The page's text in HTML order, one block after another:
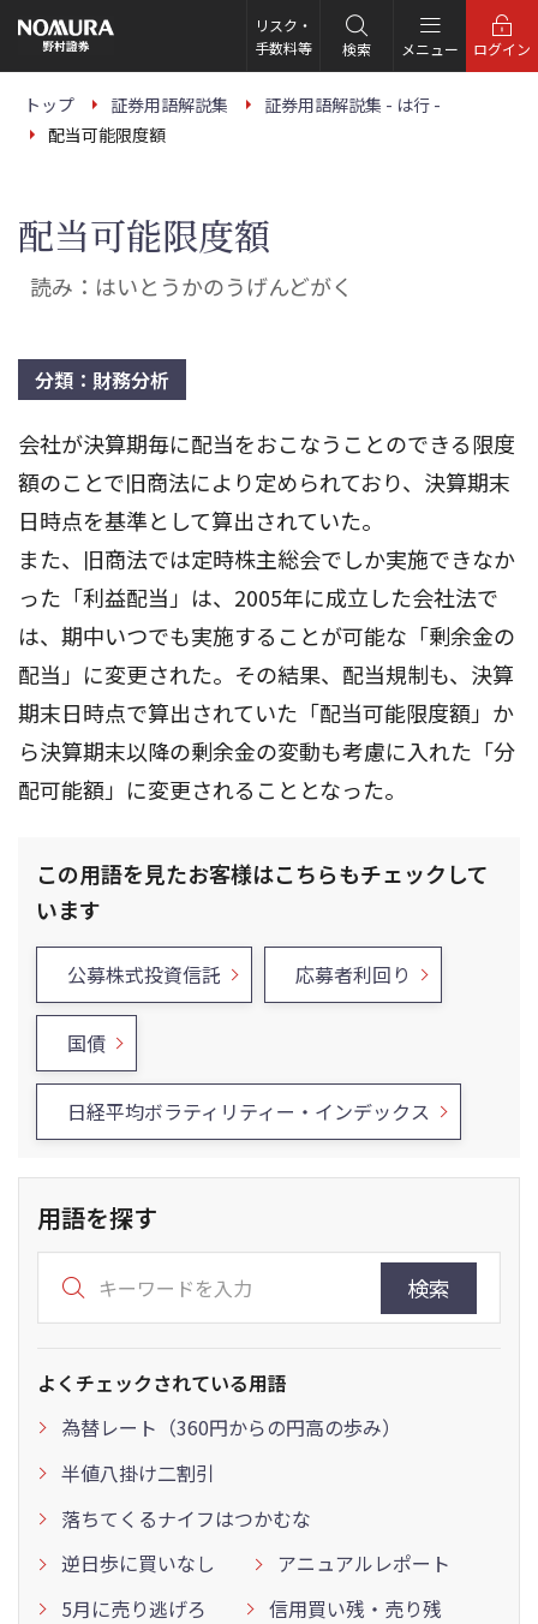
の
ー
リスク・
手数料等
検索 メニュー ログイン
トップ 証券用語解説集
証券用語解説集 - は行 -
配当可能限度額
配当可能限度額
読み：はいとうかのうげんどがく
分類：財務分析
会社が決算期毎に配当をおこなうことのできる限度
額のことで旧商法により定められており、決算期末
日時点を基準として算出されていた。
また、旧商法では定時株主総会でしか実施できなか
った「利益配当」は、2005年に成立した会社法で
は、期中いつでも実施することが可能な「剰余金の
配当」に変更された。その結果、配当規制も、決算
期末日時点で算出されていた「配当可能限度額」か
ら決算期末以降の剰余金の変動も考慮に入れた「分
配可能額」に変更されることとなった。
この用語を見たお客様はこちらもチェックして
います
公募株式投資信託 応募者利回り
国債
日経平均ボラティリティー・インデックス
用語を探す
検索
よくチェックされている用語
為替レート（360円からの円高の歩み）
半値八掛け二割引
落ちてくるナイフはつかむな
逆日歩に買いなし
アニュアルレポート
5月に売り逃げろ
信用買い残・売り残